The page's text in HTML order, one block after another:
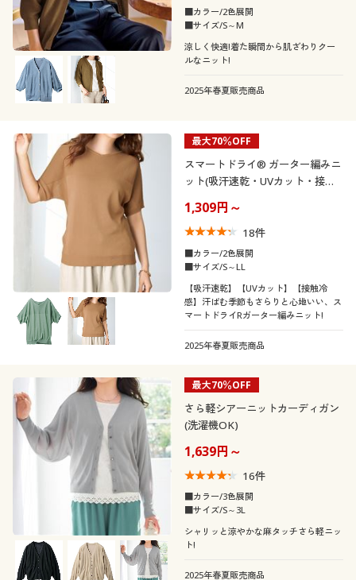
■カラー/2色展開
■サイズ/S～M
涼しく快適!着た瞬間から肌ざわりクー
ルなニット!
2025年春夏販売商品
最大70％OFF
スマートドライ® ガーター編みニ
ット(吸汗速乾・UVカット・接触
1,309円～
18件
■カラー/2色展開
■サイズ/S～LL
【吸汗速乾】【UVカット】【接触冷
感】汗ばむ季節もさらりと心地いい、ス
マートドライRガーター編みニット!
2025年春夏販売商品
最大70％OFF
さら軽シアーニットカーディガン
(洗濯機OK)
1,639円～
16件
■カラー/3色展開
■サイズ/S～3L
シャリッと涼やかな麻タッチさら軽ニッ
ト!
2025年春夏販売商品